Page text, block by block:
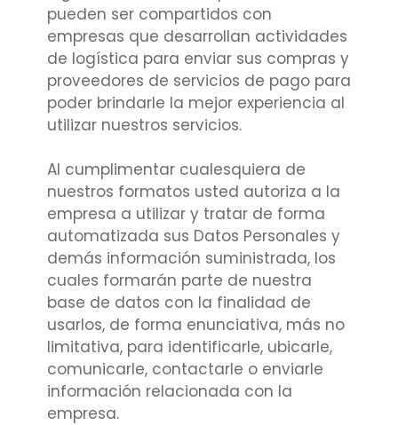
pueden ser compartidos con
empresas que desarrollan actividades
de logística para enviar sus compras y
proveedores de servicios de pago para
poder brindarle la mejor experiencia al
utilizar nuestros servicios.
Al cumplimentar cualesquiera de
nuestros formatos usted autoriza a la
empresa a utilizar y tratar de forma
automatizada sus Datos Personales y
demás información suministrada, los
cuales formarán parte de nuestra
base de datos con la finalidad de
usarlos, de forma enunciativa, más no
limitativa, para identificarle, ubicarle,
comunicarle, contactarle o enviarle
información relacionada con la
empresa.